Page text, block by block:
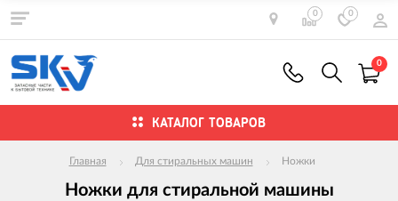
0 0
0
КАТАЛОГ ТОВАРОВ
Главная Для стиральных машин Ножки
Ножки для стиральной машины